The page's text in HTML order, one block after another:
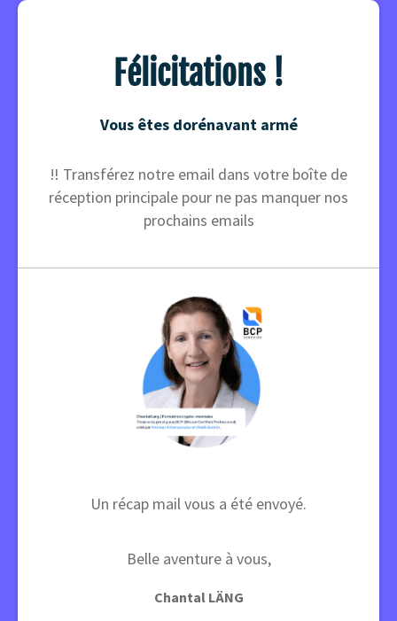
Félicitations !
Vous êtes dorénavant armé
‼️ Transférez notre email dans votre boîte de
réception principale pour ne pas manquer nos
prochains emails
Un récap mail vous a été envoyé.
Belle aventure à vous,
Chantal LÄNG